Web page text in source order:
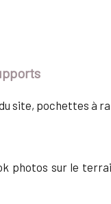
site, pochettes à
photos sur le